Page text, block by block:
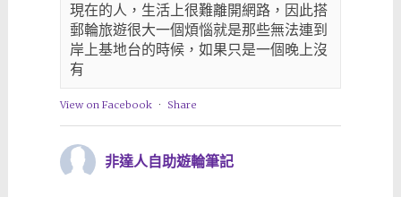
現在的人，生活上很難離開網路，因此搭
郵輪旅遊很大一個煩惱就是那些無法連到
岸上基地台的時候，如果只是一個晚上沒
有
View on Facebook · Share
非達人自助遊輪筆記